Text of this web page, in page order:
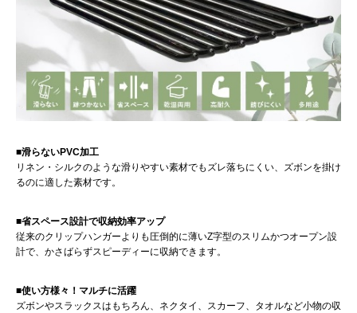
■滑らないPVC加工
リネン・シルクのような滑りやすい素材でもズレ落ちにくい、ズボンを掛け
るのに適した素材です。
■省スペース設計で収納効率アップ
従来のクリップハンガーよりも圧倒的に薄いZ字型のスリムかつオープン設
計で、かさばらずスピーディーに収納できます。
■使い方様々！マルチに活躍
ズボンやスラックスはもちろん、ネクタイ、スカーフ、タオルなど小物の収